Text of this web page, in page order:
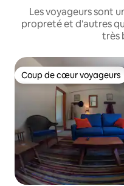
Les voyageurs sont
propreté et d'autres
très
Coup de cœur voyageurs
Coup de cœur voyageurs